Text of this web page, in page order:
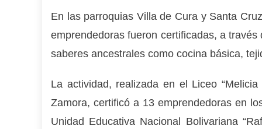
En las parroquias Villa de Cura y Santa
emprendedoras fueron certificadas, a
saberes ancestrales como cocina básica,
La actividad, realizada en el Liceo
Zamora, certificó a 13 emprendedoras en
Unidad Educativa Nacional Bolivariana